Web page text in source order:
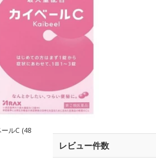
ルC (48
レビュー件数